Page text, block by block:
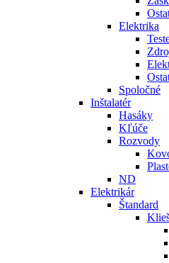
Elektrika
Spoločné
Inštalatér
Hasáky
Kľúče
Rozvody
ND
Elektrikár
Štandard